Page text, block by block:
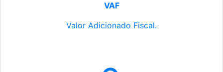
VAF
Valor Adicionado Fiscal.